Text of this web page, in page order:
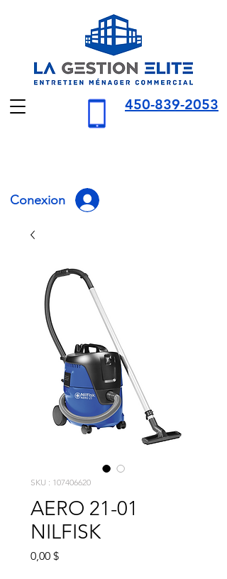
450-839-2053
Conexion
SKU : 107406620
AERO 21-01
NILFISK
0,00 $Prix